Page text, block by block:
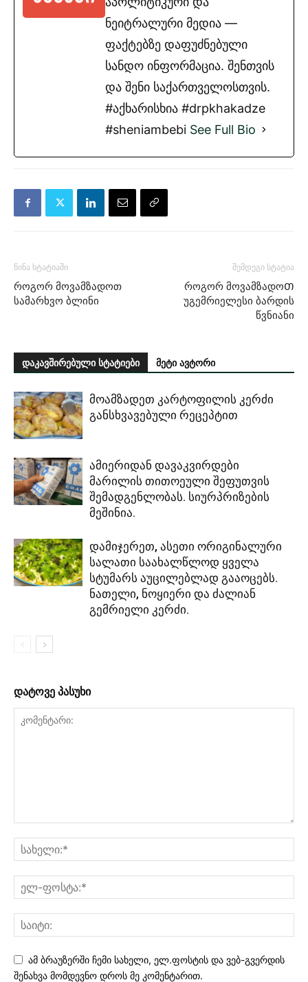
ნეიტრალური მედია —
ფაქტებზე დაფუძნებული
სანდო ინფორმაცია. შენთვის
და შენი საქართველოსთვის.
#აქხარისხია #drpkhakadze
#sheniambebi See Full Bio
წინა სტატიაში
როგორ მოვამზადოთ
სამარხვო ბლინი
შემდეგი სტატია
როგორ მოვამზადოᲗ
უგემრიელესი ბარდის
წვნიანი
დაკავშირებული სტატიები მეტი ავტორი
მოამზადეთ კარტოფილის კერძი
განსხვავებული რეცეპტით
ამიერიდან დავაკვირდები
მარილის თითოეული შეფუთვის
შემადგენლობას. სიურპრიზების
მეშინია.
დამიჯერეთ, ასეთი ორიგინალური
სალათი საახალწლოდ ყველა
სტუმარს აუცილებლად გააოცებს.
ნათელი, ნოყიერი და ძალიან
გემრიელი კერძი.
დატოვე პასუხი
ამ ბრაუზერში ჩემი სახელი, ელ.ფოსტის და ვებ-გვერდის
შენახვა მომდევნო დროს მე კომენტარით.